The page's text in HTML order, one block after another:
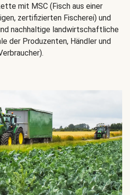
mit MSC (Fisch aus einer
zertifizierten Fischerei) und
nachhaltige landwirtschaftliche
der Produzenten, Händler und